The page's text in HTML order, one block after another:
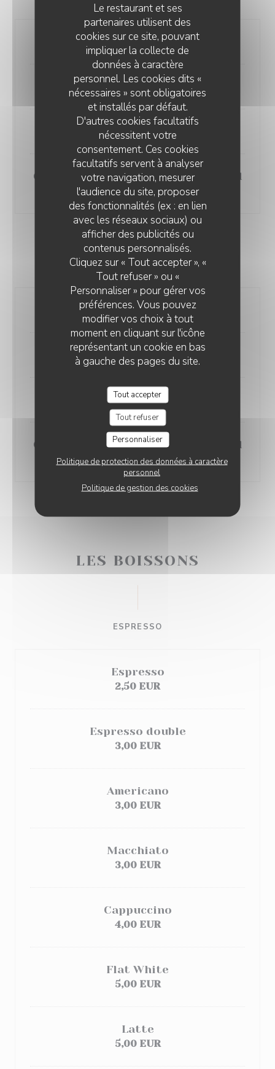
Le restaurant et ses
partenaires utilisent des
cookies sur ce site, pouvant
impliquer la collecte de
données à caractère
personnel. Les cookies dits «
nécessaires » sont obligatoires
et installés par défaut.
D'autres cookies facultatifs
nécessitent votre
consentement. Ces cookies
facultatifs servent à analyser
votre navigation, mesurer
l'audience du site, proposer
des fonctionnalités (ex : en lien
avec les réseaux sociaux) ou
afficher des publicités ou
contenus personnalisés.
Cliquez sur « Tout accepter », «
Tout refuser » ou «
Personnaliser » pour gérer vos
préférences. Vous pouvez
modifier vos choix à tout
moment en cliquant sur l'icône
représentant un cookie en bas
à gauche des pages du site.
Tout accepter
Tout refuser
Personnaliser
Politique de protection des données à caractère
personnel
Politique de gestion des cookies
Toast ou Pancakes au choix
Gâteau maison au choix
Boisson chaude au choix
Orange pressée, citronnade ou Iced
maison au choix
MENU LE GÉNÉREUX
24,50 EUR
Toast ou Pancakes au choix
Pain perdu ou Granola
Boisson chaude au choix
Orange pressée, citronnade ou Iced
Tea maison au choix
LES BOISSONS
ESPRESSO
Espresso
2,50 EUR
Espresso double
3,00 EUR
Americano
3,00 EUR
Macchiato
3,00 EUR
Cappuccino
4,00 EUR
Flat White
5,00 EUR
Latte
5,00 EUR
CAFE POMPOM